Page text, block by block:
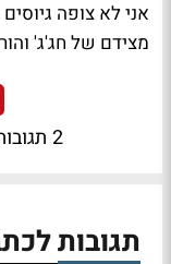
אני לא צופה
מצידם של חג'ג'
2 תגובות
תגובות